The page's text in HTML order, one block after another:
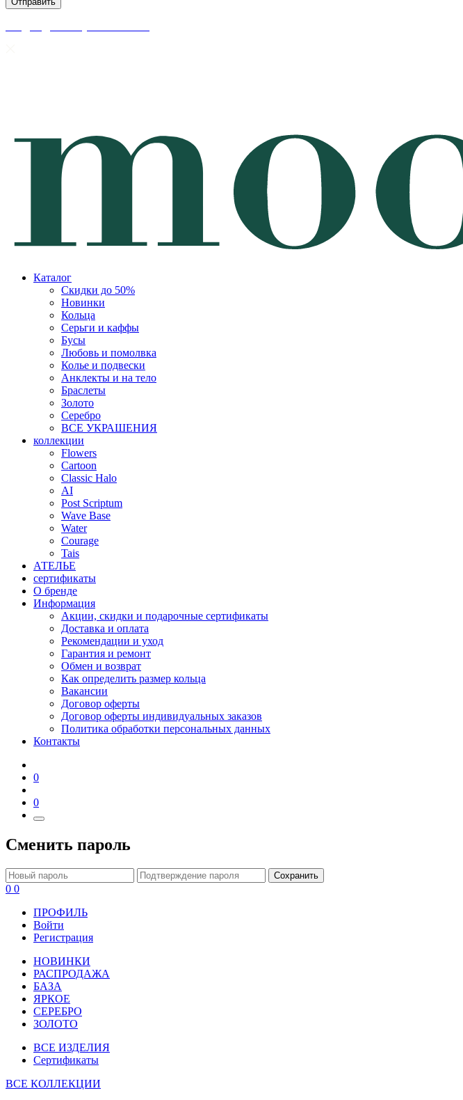
Каталог
Скидки до 50%
Новинки
Кольца
Серьги и каффы
Бусы
Любовь и помолвка
Колье и подвески
Анклекты и на тело
Браслеты
Золото
Серебро
ВСЕ УКРАШЕНИЯ
коллекции
Flowers
Cartoon
Classic Halo
AI
Post Scriptum
Wave Base
Water
Courage
Tais
АТЕЛЬЕ
сертификаты
О бренде
Информация
Акции, скидки и подарочные сертификаты
Доставка и оплата
Рекомендации и уход
Гарантия и ремонт
Обмен и возврат
Как определить размер кольца
Вакансии
Договор оферты
Договор оферты индивидуальных заказов
Политика обработки персональных данных
Контакты
0
0
Сменить пароль
Сохранить
0 0
ПРОФИЛЬ
Войти
Регистрация
НОВИНКИ
РАСПРОДАЖА
БАЗА
ЯРКОЕ
СЕРЕБРО
ЗОЛОТО
ВСЕ ИЗДЕЛИЯ
Сертификаты
ВСЕ КОЛЛЕКЦИИ